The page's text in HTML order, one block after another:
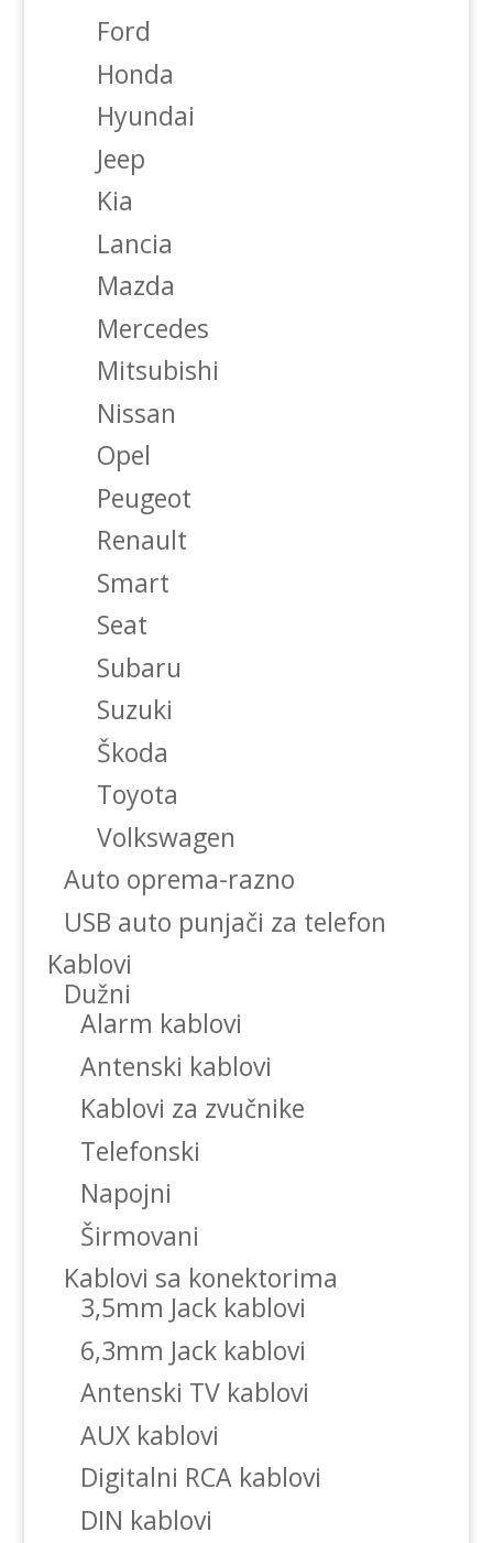
Ford
Honda
Hyundai
Jeep
Kia
Lancia
Mazda
Mercedes
Mitsubishi
Nissan
Opel
Peugeot
Renault
Smart
Seat
Subaru
Suzuki
Škoda
Toyota
Volkswagen
Auto oprema-razno
USB auto punjači za telefon
Kablovi
Dužni
Alarm kablovi
Antenski kablovi
Kablovi za zvučnike
Telefonski
Napojni
Širmovani
Kablovi sa konektorima
3,5mm Jack kablovi
6,3mm Jack kablovi
Antenski TV kablovi
AUX kablovi
Digitalni RCA kablovi
DIN kablovi